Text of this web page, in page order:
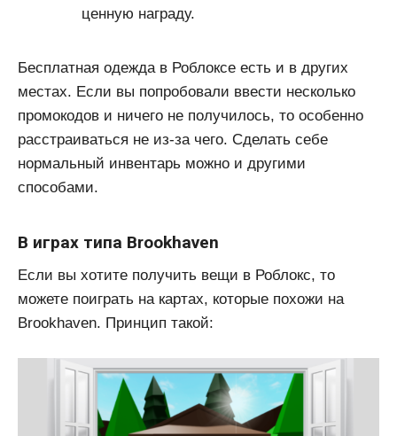
ценную награду.
Бесплатная одежда в Роблоксе есть и в других
местах. Если вы попробовали ввести несколько
промокодов и ничего не получилось, то особенно
расстраиваться не из-за чего. Сделать себе
нормальный инвентарь можно и другими
способами.
В играх типа Brookhaven
Если вы хотите получить вещи в Роблокс, то
можете поиграть на картах, которые похожи на
Brookhaven. Принцип такой: